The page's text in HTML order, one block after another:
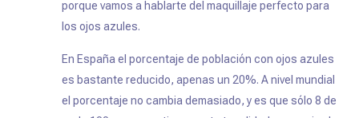
porque vamos a hablarte del maquillaje perfecto para
los ojos azules.
En España el porcentaje de población con ojos azules
es bastante reducido, apenas un 20%. A nivel mundial
el porcentaje no cambia demasiado, y es que sólo 8 de